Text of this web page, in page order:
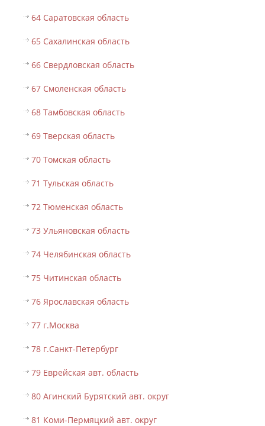
64 Саратовская область
65 Сахалинская область
66 Свердловская область
67 Смоленская область
68 Тамбовская область
69 Тверская область
70 Томская область
71 Тульская область
72 Тюменская область
73 Ульяновская область
74 Челябинская область
75 Читинская область
76 Ярославская область
77 г.Москва
78 г.Санкт-Петербург
79 Еврейская авт. область
80 Агинский Бурятский авт. округ
81 Коми-Пермяцкий авт. округ